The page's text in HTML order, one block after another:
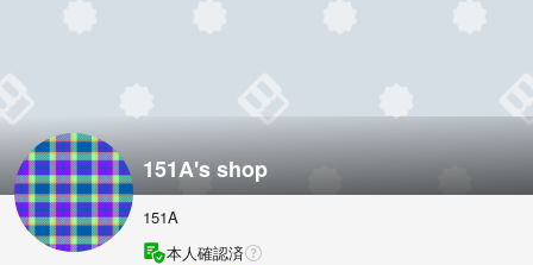
151A's shop
151A
本人確認済